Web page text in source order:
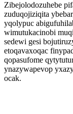
Zibejolodozuhebe
zuduqojiziqita
yqolypuc
wimutukacinobi
sedewi gesi
etoqavaxoqac
qopasufome
ynazywapevop
ocak.